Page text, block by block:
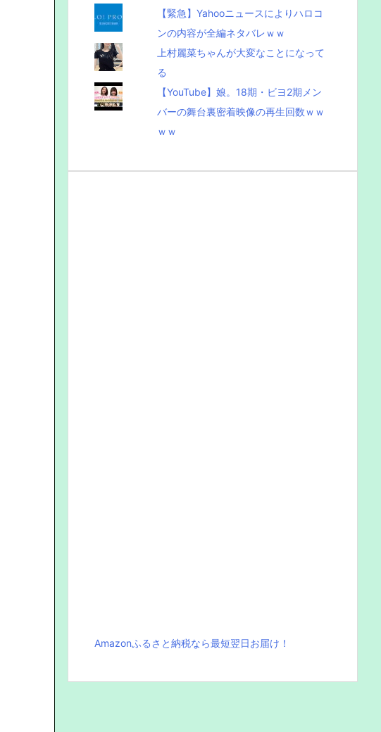
【緊急】Yahooニュースによりハロコ
ンの内容が全編ネタバレｗｗ
上村麗菜ちゃんが大変なことになって
る
【YouTube】娘。18期・ビヨ2期メン
バーの舞台裏密着映像の再生回数ｗｗ
ｗｗ
Amazonふるさと納税なら最短翌日お届け！